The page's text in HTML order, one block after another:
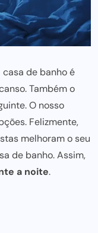
de banho é
Também o
O nosso
Felizmente,
melhoram o seu
de banho. Assim,
a noite.